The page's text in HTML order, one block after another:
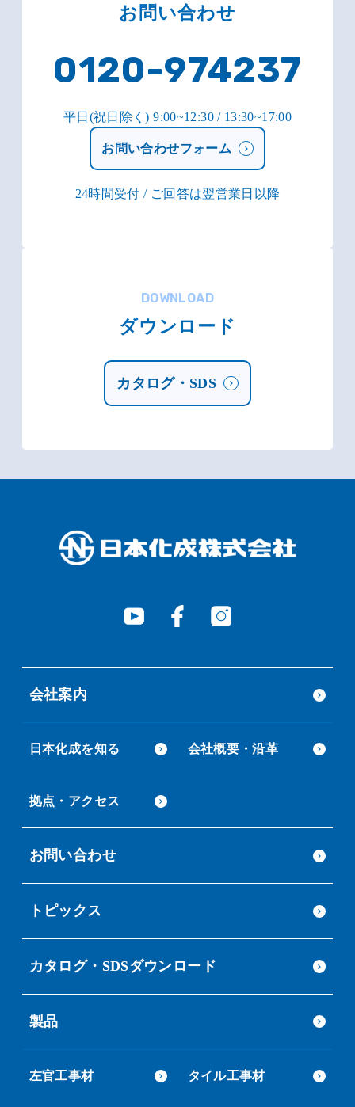
お問い合わせ
0120-974237
平日(祝日除く) 9:00~12:30 / 13:30~17:00
お問い合わせフォーム
24時間受付 / ご回答は翌営業日以降
DOWNLOAD
ダウンロード
カタログ・SDS
会社案内
日本化成を知る 会社概要・沿革
拠点・アクセス
お問い合わせ
トピックス
カタログ・SDSダウンロード
製品
左官工事材 タイル工事材